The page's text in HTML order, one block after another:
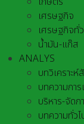
เศรษฐกิจ
เศรษฐกิจทั่
น้ำมัน-แก๊ส
ANALYS
บทวิเคราะห์
บทความการ
บริหาร-จัดก
บทความทั่วไ